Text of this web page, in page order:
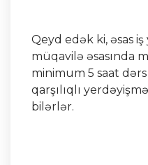
Qeyd edək ki, əsas
müqavilə əsasında
minimum 5 saat
qarşılıqlı
bilərlər.